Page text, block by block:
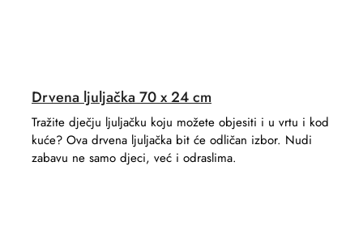
Drvena ljuljačka 70 x 24 cm
Tražite dječju ljuljačku koju možete objesiti i u vrtu i kod
kuće? Ova drvena ljuljačka bit će odličan izbor. Nudi
zabavu ne samo djeci, već i odraslima.